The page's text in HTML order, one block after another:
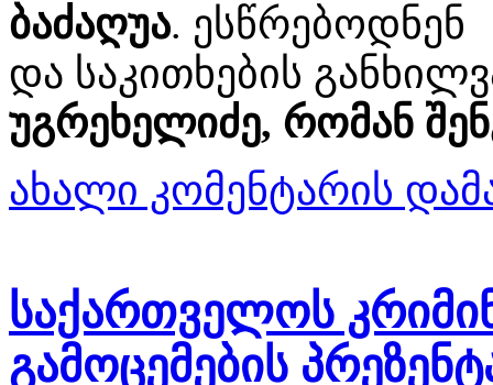
ბაძაღუა. ესწრებოდნენ
და საკითხების
უგრეხელიძე, რომან
ახალი კომენტარის
საქართველოს
გამოცემების